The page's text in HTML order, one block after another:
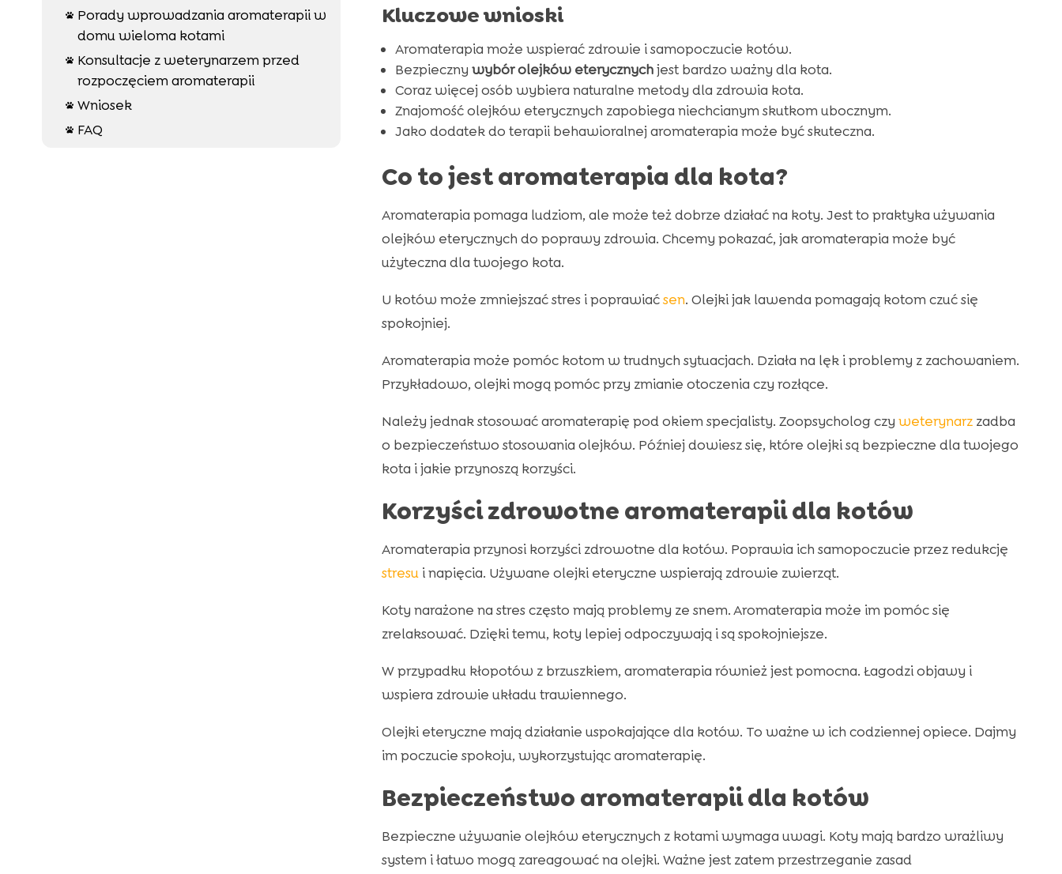

Porady wprowadzania aromaterapii w
domu wieloma kotami

Konsultacje z weterynarzem przed
rozpoczęciem aromaterapii
 Wniosek
 FAQ
Kluczowe wnioski
Aromaterapia może wspierać zdrowie i samopoczucie kotów.
Bezpieczny wybór olejków eterycznychjest bardzo ważny dla kota.
Coraz więcej osób wybiera naturalne metody dla zdrowia kota.
Znajomość olejków eterycznych zapobiega niechcianym skutkom ubocznym.
Jako dodatek do terapii behawioralnej aromaterapia może być skuteczna.
Co to jest aromaterapia dla kota?
Aromaterapia pomaga ludziom, ale może też dobrze działać na koty. Jest to praktyka używania
olejków eterycznych do poprawy zdrowia. Chcemy pokazać, jak aromaterapia może być
użyteczna dla twojego kota.
U kotów może zmniejszać stres i poprawiaćsen. Olejki jak lawenda pomagają kotom czuć się
spokojniej.
Aromaterapia może pomóc kotom w trudnych sytuacjach. Działa na lęk i problemy z zachowaniem.
Przykładowo, olejki mogą pomóc przy zmianie otoczenia czy rozłące.
Należy jednak stosować aromaterapię pod okiem specjalisty. Zoopsycholog czy weterynarzzadba
o bezpieczeństwo stosowania olejków. Później dowiesz się, które olejki są bezpieczne dla twojego
kota i jakie przynoszą korzyści.
Korzyści zdrowotne aromaterapii dla kotów
Aromaterapia przynosi korzyści zdrowotne dla kotów. Poprawia ich samopoczucie przez redukcję
stresui napięcia. Używane olejki eteryczne wspierają zdrowie zwierząt.
Koty narażone na stres często mają problemy ze snem. Aromaterapia może im pomóc się
zrelaksować. Dzięki temu, koty lepiej odpoczywają i są spokojniejsze.
W przypadku kłopotów z brzuszkiem, aromaterapia również jest pomocna. Łagodzi objawy i
wspiera zdrowie układu trawiennego.
Olejki eteryczne mają działanie uspokajające dla kotów. To ważne w ich codziennej opiece. Dajmy
im poczucie spokoju, wykorzystując aromaterapię.
Bezpieczeństwo aromaterapii dla kotów
Bezpieczne używanie olejków eterycznych z kotami wymaga uwagi. Koty mają bardzo wrażliwy
system i łatwo mogą zareagować na olejki. Ważne jest zatem przestrzeganie zasad